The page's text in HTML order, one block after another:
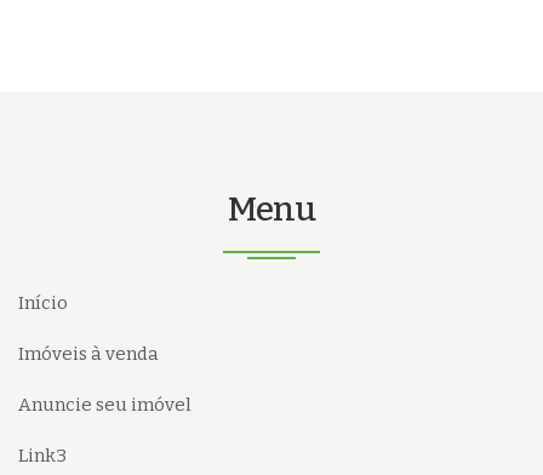
Menu
Início
Imóveis à venda
Anuncie seu imóvel
Link3